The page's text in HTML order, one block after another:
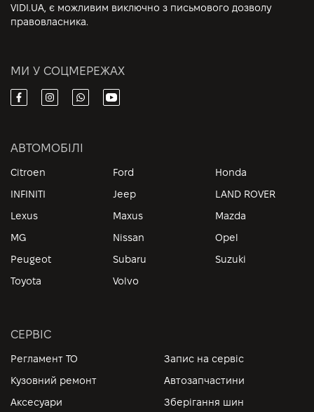
VIDI.UA, є можливим виключно з письмового дозволу
правовласника.
МИ У СОЦМЕРЕЖАХ
АВТОМОБІЛІ
Citroen Ford
Honda
INFINITI
Jeep
LAND ROVER
Lexus
Maxus
Mazda
MG
Nissan
Opel
Peugeot
Subaru
Suzuki
Toyota
Volvo
СЕРВІС
Регламент ТО
Запис на сервіс
Кузовний ремонт
Автозапчастини
Аксесуари
Зберігання шин